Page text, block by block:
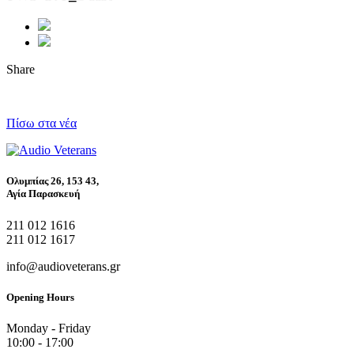
Share
Πίσω στα νέα
Ολυμπίας 26, 153 43,
Αγία Παρασκευή
211 012 1616
211 012 1617
info@audioveterans.gr
Opening Hours
Monday - Friday
10:00 - 17:00